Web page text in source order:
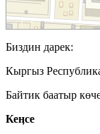
Биздин дарек:
Кыргыз
Байтик баатыр
Кеӊсе